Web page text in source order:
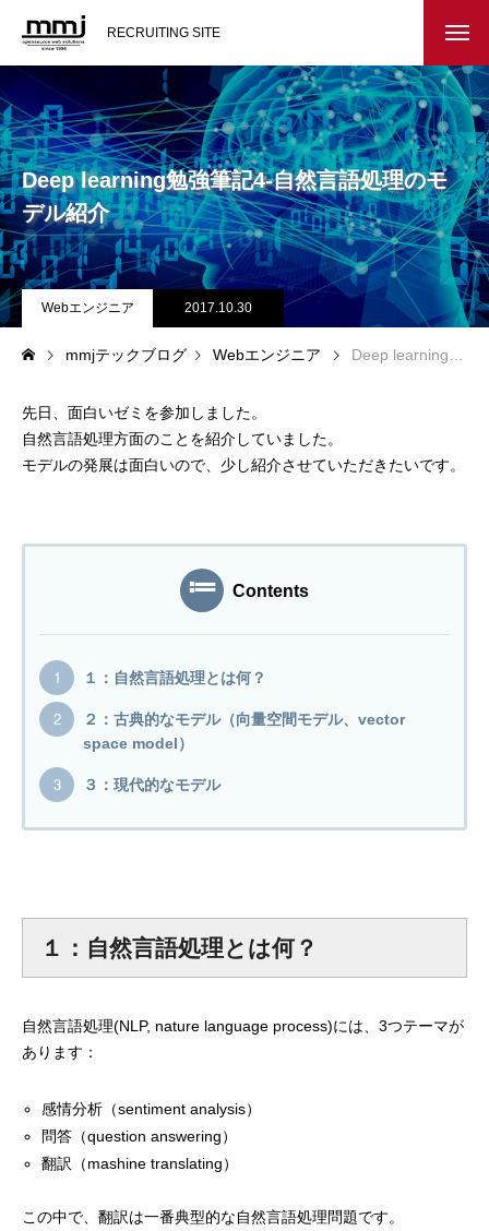
RECRUITING SITE
会社を知る
メッセージ
会社概要
インタビュー
スタッフ紹介
仕事を知る
教務システム開発
不動産システム開発
求人採用情報
Webエンジニア・プログラマー
フロントエンドエンジニア
【正社員】Webデザイナー
mmjテックブログ
mmjコーポレートサイト
お問合せ 個人情報取扱い方針
Deep learning勉強筆記4-自然言語処理のモ
デル紹介
Webエンジニア 2017.10.30
mmjテックブログ Webエンジニア Deep learning勉強筆記4-自然言語処理のモデル紹介
先日、面白いゼミを参加しました。
自然言語処理方面のことを紹介していました。
モデルの発展は面白いので、少し紹介させていただきたいです。
Contents
１：自然言語処理とは何？
２：古典的なモデル（向量空間モデル、vector
space model）
３：現代的なモデル
１：自然言語処理とは何？
自然言語処理(NLP, nature language process)には、3つテーマが
あります：
感情分析（sentiment analysis）
問答（question answering）
翻訳（mashine translating）
この中で、翻訳は一番典型的な自然言語処理問題です。